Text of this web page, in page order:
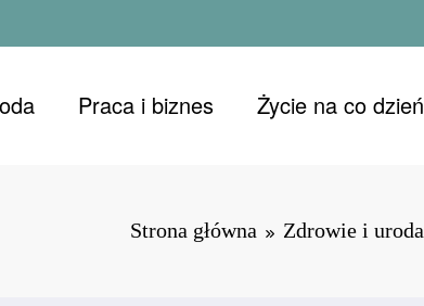
Praca i biznes Życie na co dzień
Strona główna Zdrowie i uroda